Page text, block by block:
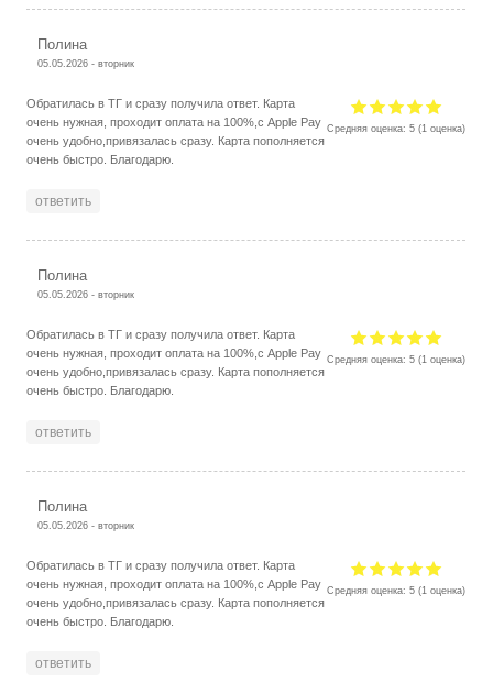
Полина
05.05.2026 - вторник
Средняя оценка:5 (1 оценка)
Обратилась в ТГ и сразу получила ответ. Карта
очень нужная, проходит оплата на 100%,с Apple Pay
очень удобно,привязалась сразу. Карта пополняется
очень быстро. Благодарю.
ответить
Полина
05.05.2026 - вторник
Средняя оценка:5 (1 оценка)
Обратилась в ТГ и сразу получила ответ. Карта
очень нужная, проходит оплата на 100%,с Apple Pay
очень удобно,привязалась сразу. Карта пополняется
очень быстро. Благодарю.
ответить
Полина
05.05.2026 - вторник
Средняя оценка:5 (1 оценка)
Обратилась в ТГ и сразу получила ответ. Карта
очень нужная, проходит оплата на 100%,с Apple Pay
очень удобно,привязалась сразу. Карта пополняется
очень быстро. Благодарю.
ответить